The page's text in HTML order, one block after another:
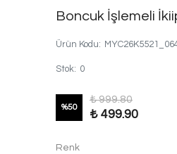
Boncuk İşlemeli
Ürün Kodu:
Stok: 0
%50
₺ 999.80
₺ 499.90
Renk